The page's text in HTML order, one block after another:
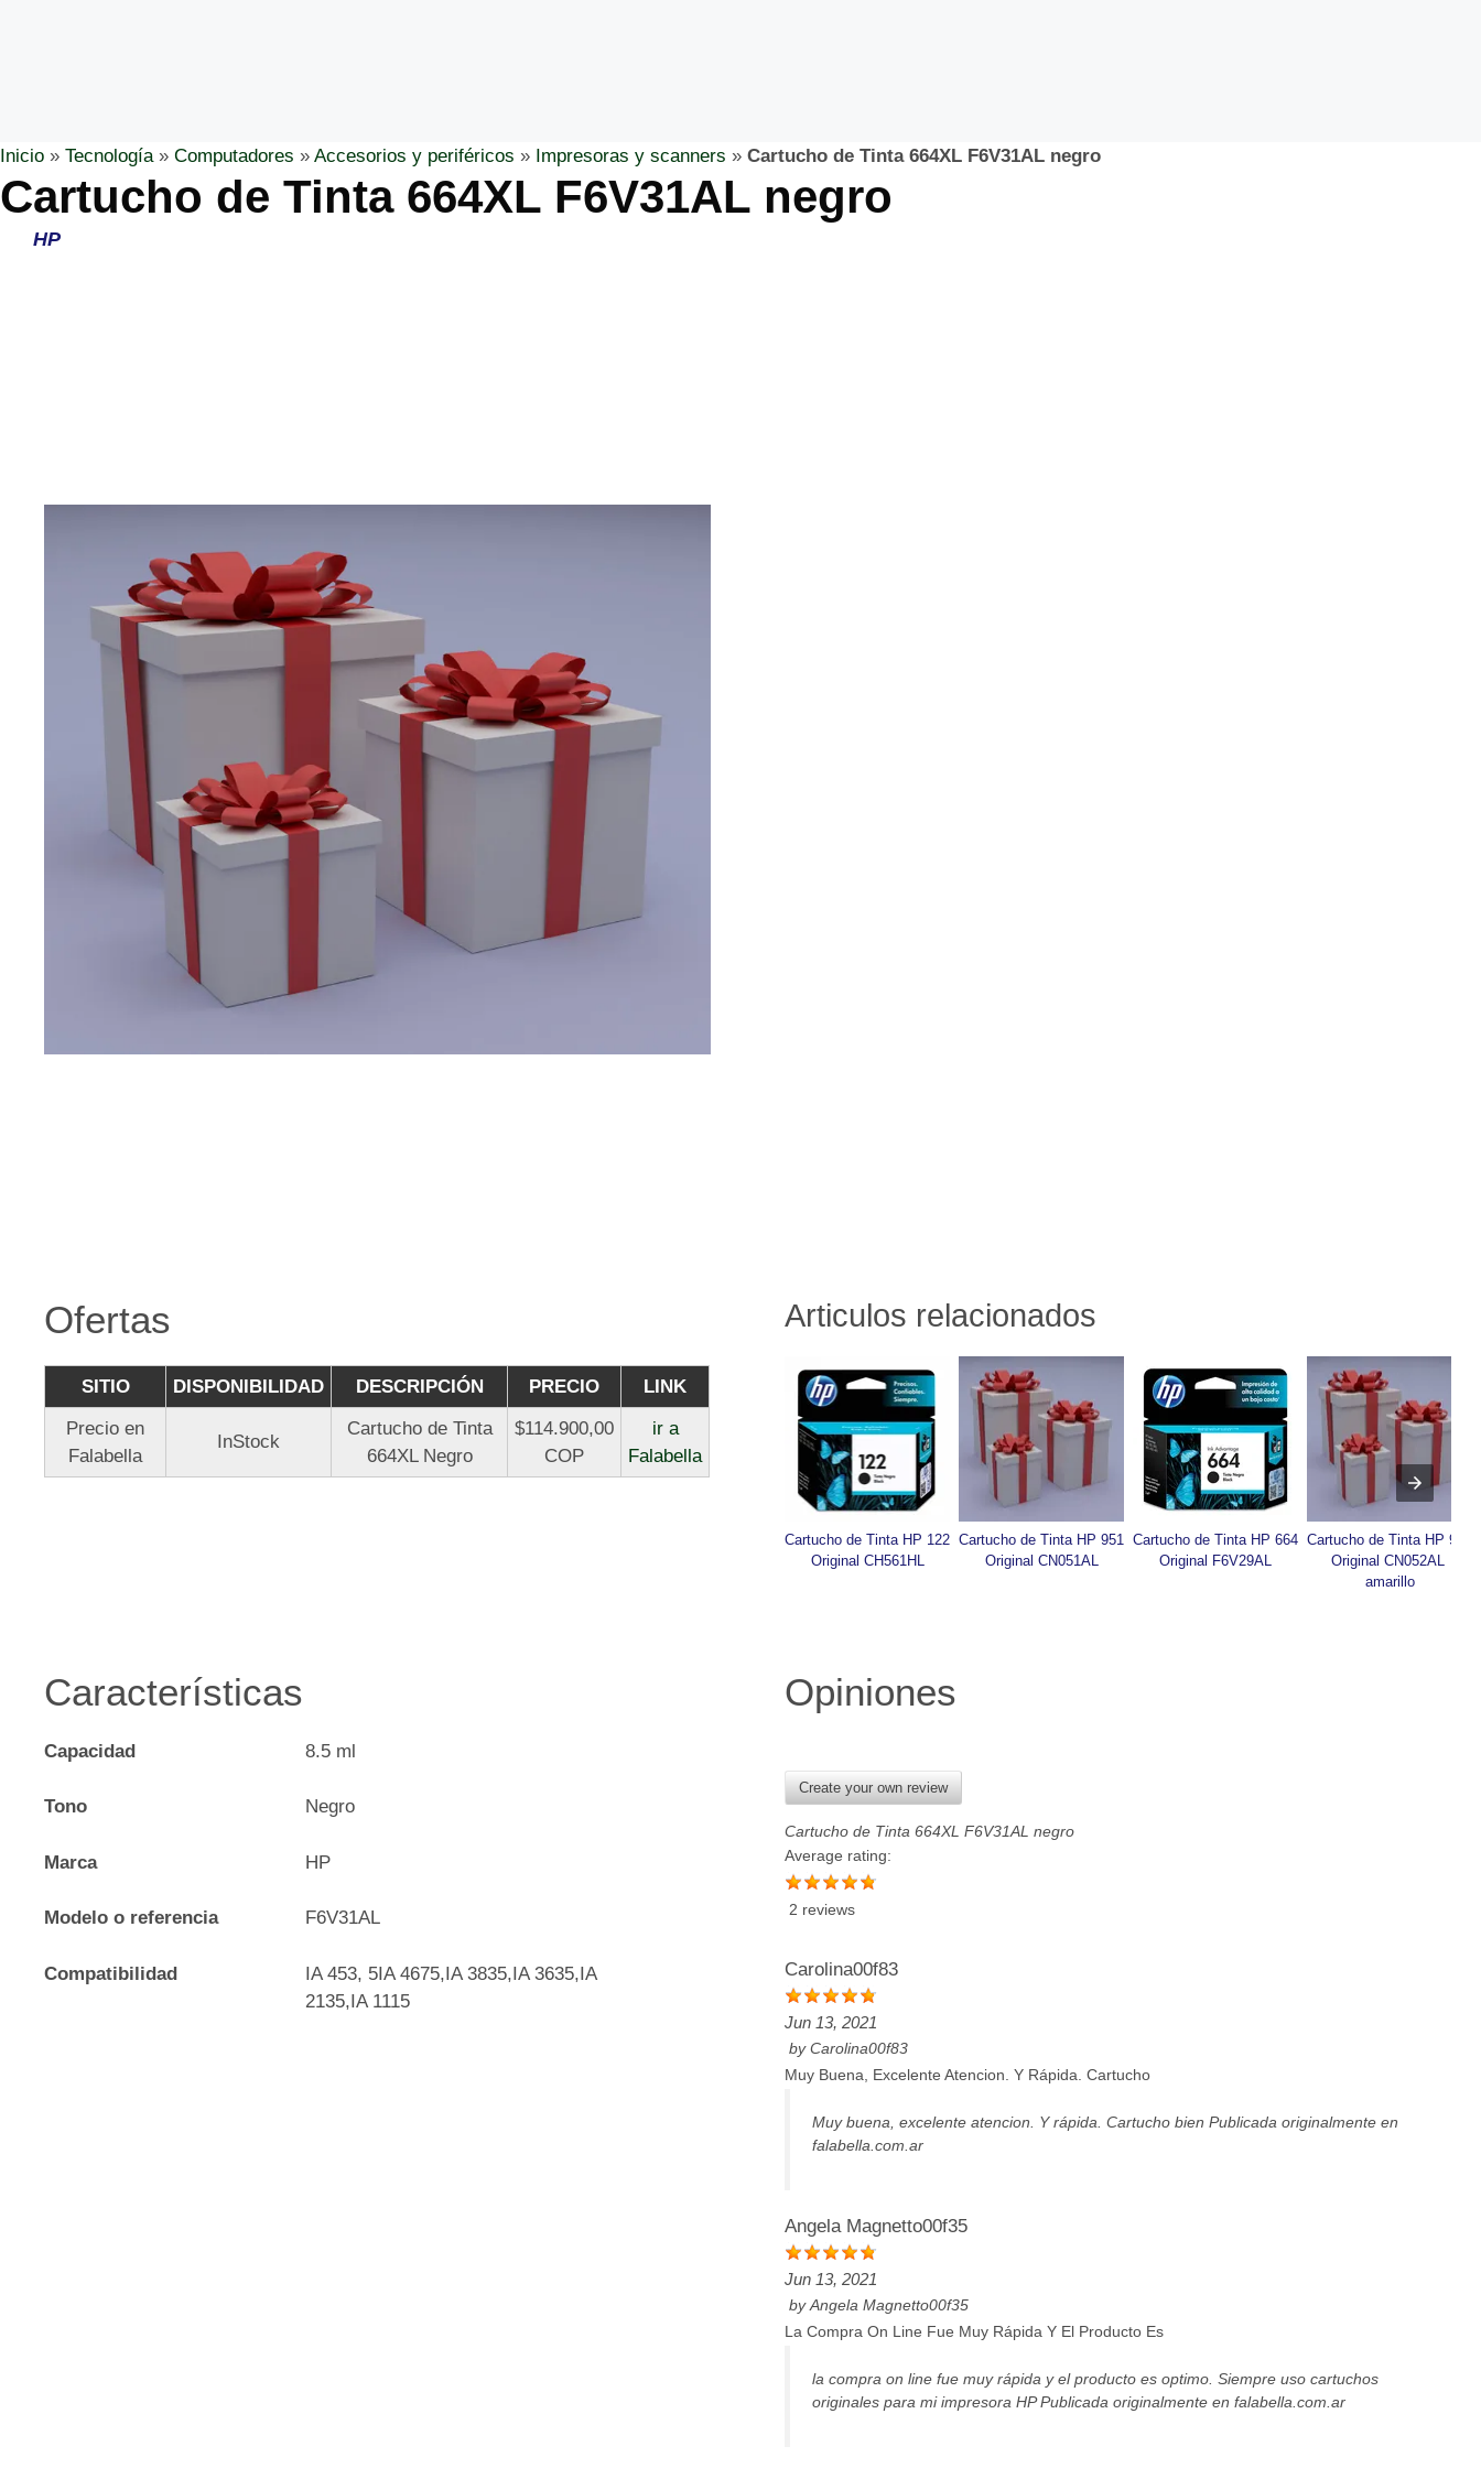
Inicio » Tecnología» Computadores » Accesorios y periféricos » Impresoras y scanners » Cartucho de Tinta 664XL F6V31AL negro
Cartucho de Tinta 664XL F6V31AL negro
HP
Ofertas
SITIO DISPONIBILIDAD DESCRIPCIÓN PRECIO
LINK
Precio en
Falabella
InStock
Cartucho de Tinta
664XL Negro
$114.900,00
COP
ir a
Falabella
Articulos relacionados
Cartucho de Tinta HP 122
Original CH561HL
Cartucho de Tinta HP 951
Original CN051AL
Cartucho de Tinta HP 664
Original F6V29AL
Cartucho de Tinta HP 951
Original CN052AL
amarillo
Características
Capacidad 8.5 ml
Tono Negro
Marca HP
Modelo o referencia F6V31AL
Compatibilidad
IA 453, 5IA 4675,IA 3835,IA 3635,IA
2135,IA 1115
Opiniones
Create your own review
Cartucho de Tinta 664XL F6V31AL negro
Average rating:
2 reviews
Carolina00f83
Jun 13, 2021
byCarolina00f83
Muy Buena, Excelente Atencion. Y Rápida. Cartucho
Muy buena, excelente atencion. Y rápida. Cartucho bien Publicada originalmente en
falabella.com.ar
Angela Magnetto00f35
Jun 13, 2021
byAngela Magnetto00f35
La Compra On Line Fue Muy Rápida Y El Producto Es
la compra on line fue muy rápida y el producto es optimo. Siempre uso cartuchos
originales para mi impresora HP Publicada originalmente en falabella.com.ar